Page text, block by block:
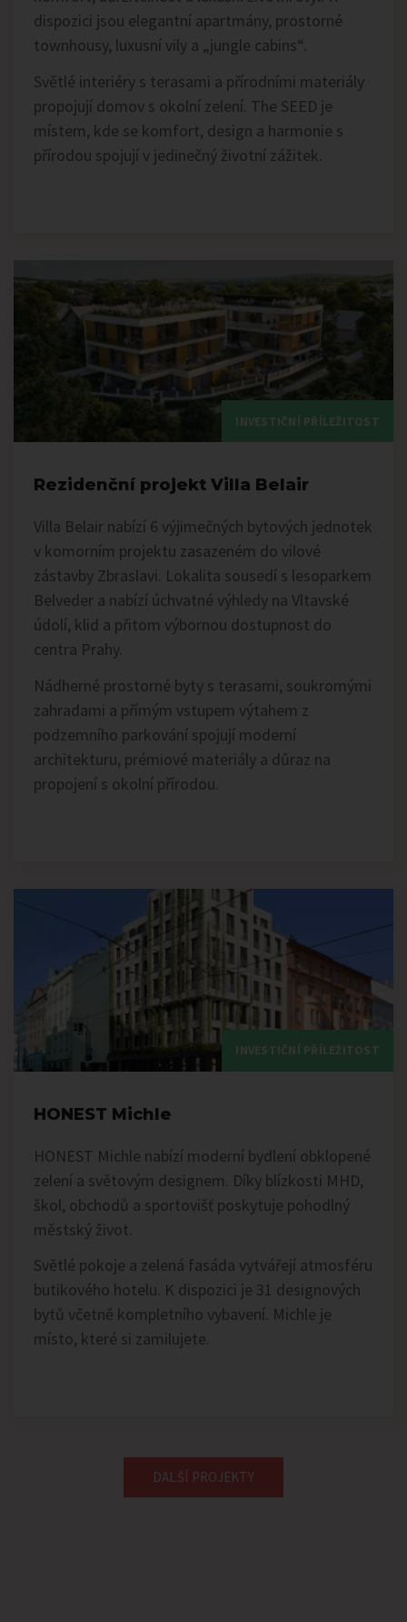
dispozici jsou elegantní apartmány, prostorné
townhousy, luxusní vily a „jungle cabins“.
Světlé interiéry s terasami a přírodními materiály
propojují domov s okolní zelení. The SEED je
místem, kde se komfort, design a harmonie s
přírodou spojují v jedinečný životní zážitek.
INVESTIČNÍ PŘÍLEŽITOST
Rezidenční projekt Villa Belair
Villa Belair nabízí 6 výjimečných bytových jednotek
v komorním projektu zasazeném do vilové
zástavby Zbraslavi. Lokalita sousedí s lesoparkem
Belveder a nabízí úchvatné výhledy na Vltavské
údolí, klid a přitom výbornou dostupnost do
centra Prahy.
Nádherné prostorné byty s terasami, soukromými
zahradami a přímým vstupem výtahem z
podzemního parkování spojují moderní
architekturu, prémiové materiály a důraz na
propojení s okolní přírodou.
INVESTIČNÍ PŘÍLEŽITOST
HONEST Michle
HONEST Michle nabízí moderní bydlení obklopené
zelení a světovým designem. Díky blízkosti MHD,
škol, obchodů a sportovišť poskytuje pohodlný
městský život.
Světlé pokoje a zelená fasáda vytvářejí atmosféru
butikového hotelu. K dispozici je 31 designových
bytů včetně kompletního vybavení. Michle je
místo, které si zamilujete.
DALŠÍ PROJEKTY